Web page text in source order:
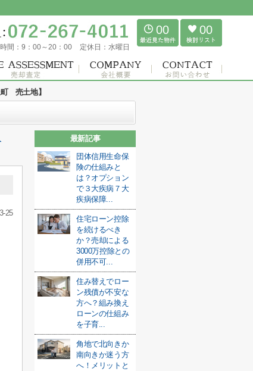
間： 9：00～20：00 定休日： 水曜日
00 00
売土地】
25
最新記事
団体信用生命保
険の仕組みと
は？オプション
で３大疾病７大
疾病保障...
住宅ローン控除
を続けるべき
か？売却による
3000万控除との
併用不可...
住み替えでロー
ン残債が不安な
方へ？組み換え
ローンの仕組み
を子育...
角地で北向きか
南向きか迷う方
へ！メリットと